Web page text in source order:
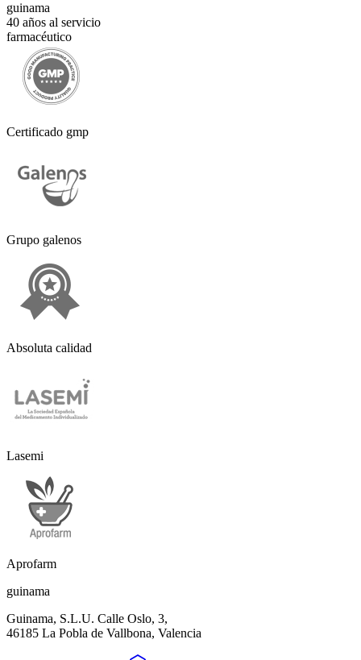
guinama
40 años al servicio
farmacéutico
Certificado gmp
Grupo galenos
Absoluta calidad
Lasemi
Aprofarm
guinama
Guinama, S.L.U. Calle Oslo, 3,
46185 La Pobla de Vallbona, Valencia